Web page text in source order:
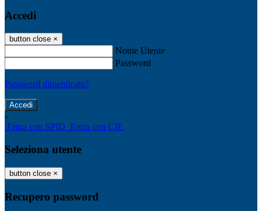
Accedi
button close ×
Nome Utente
Password
Password dimenticata?
-
Entra con SPID Entra con CIE
Seleziona utente
button close ×
Recupero password